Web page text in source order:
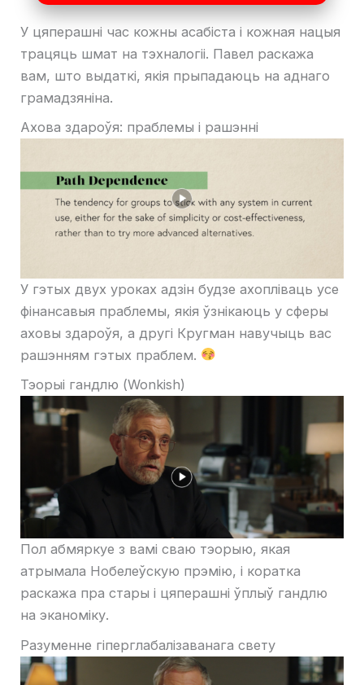
У цяперашні час кожны асабіста і кожная нацыя
трацяць шмат на тэхналогіі. Павел раскажа
вам, што выдаткі, якія прыпадаюць на аднаго
грамадзяніна.
Ахова здароўя: праблемы і рашэнні
У гэтых двух уроках адзін будзе ахопліваць усе
фінансавыя праблемы, якія ўзнікаюць у сферы
аховы здароўя, а другі Кругман навучыць вас
рашэнням гэтых праблем.
Тэорыі гандлю (Wonkish)
Пол абмяркуе з вамі сваю тэорыю, якая
атрымала Нобелеўскую прэмію, і коратка
раскажа пра стары і цяперашні ўплыў гандлю
на эканоміку.
Разуменне гіперглабалізаванага свету